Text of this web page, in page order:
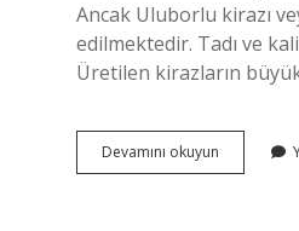
Ancak Uluborlu kirazı
edilmektedir. Tadı ve
Üretilen kirazların büyük
Devamını okuyun
Çeşit